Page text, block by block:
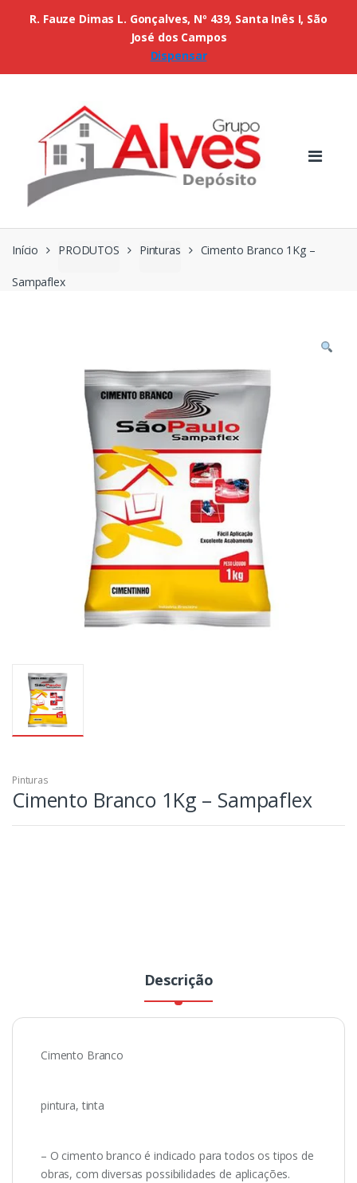
Início PRODUTOS Pinturas Cimento Branco 1Kg –
Sampaflex
Pinturas
Cimento Branco 1Kg – Sampaflex
Descrição
Cimento Branco
pintura, tinta
– O cimento branco é indicado para todos os tipos de
obras, com diversas possibilidades de aplicações.
R. Fauze Dimas L. Gonçalves, Nº 439, Santa Inês I, São
José dos Campos
Dispensar